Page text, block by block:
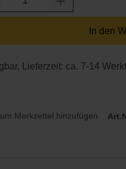
In den
Lieferzeit: ca. 7-14
Merkzettel hinzufügen